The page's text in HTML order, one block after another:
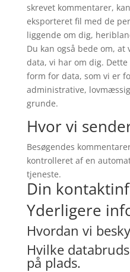
skrevet kommentarer,
eksporteret fil med de
liggende om dig,
Du kan også bede om,
data, vi har om dig.
form for data, som vi er
administrative,
grunde.
Hvor vi
Besøgendes
kontrolleret af en
tjeneste.
Din
Yderligere
Hvordan vi
Hvilke
på plads.